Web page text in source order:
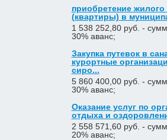
приобретение
(квартиры) в
1 538 252,80 руб. -
30% аванс;
Закупка путевок в
курортные
сиро...
5 860 400,00 руб. -
30% аванс;
Оказание услуг по
отдыха и
2 558 571,60 руб. -
20% аванс;